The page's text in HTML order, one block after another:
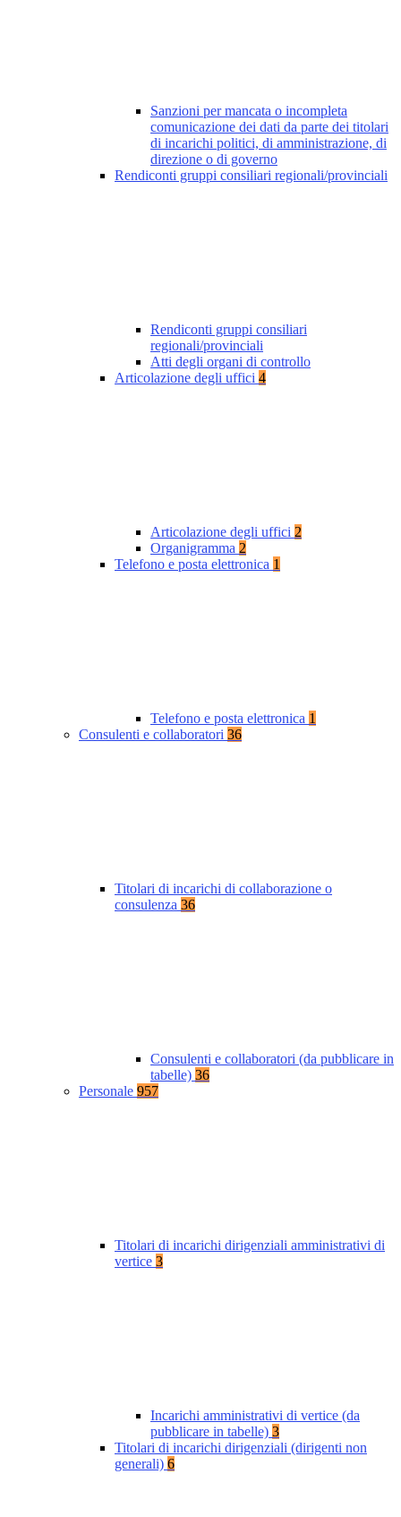
Sanzioni per mancata o incompleta
comunicazione dei dati da parte dei titolari
di incarichi politici, di amministrazione, di
direzione o di governo
Rendiconti gruppi consiliari regionali/provinciali
Rendiconti gruppi consiliari
regionali/provinciali
Atti degli organi di controllo
Articolazione degli uffici 4
Articolazione degli uffici 2
Organigramma 2
Telefono e posta elettronica 1
Telefono e posta elettronica 1
Consulenti e collaboratori 36
Titolari di incarichi di collaborazione o
consulenza 36
Consulenti e collaboratori (da pubblicare in
tabelle) 36
Personale 957
Titolari di incarichi dirigenziali amministrativi di
vertice 3
Incarichi amministrativi di vertice (da
pubblicare in tabelle) 3
Titolari di incarichi dirigenziali (dirigenti non
generali) 6